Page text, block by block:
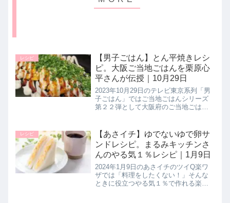
レシピ
【男子ごはん】とん平焼きレシ
ピ。大阪ご当地ごはんを栗原心
平さんが伝授｜10月29日
2023年10月29日のテレビ東京系列「男
子ごはん」ではご当地ごはんシリーズ
第２２弾として大阪府のご当地ごはん
しく紹介します。>>男子ごはん記事一
覧はこちら▼男子ごはんレシ...
レシピ
【あさイチ】ゆでないゆで卵サ
ンドレシピ。まるみキッチンさ
んのやる気１％レシピ｜1月9日
2024年1月9日のあさイチのツイQ楽ワ
ザでは「料理をしたくない！」そんな
ときに役立つやる気１％で作れる楽ち